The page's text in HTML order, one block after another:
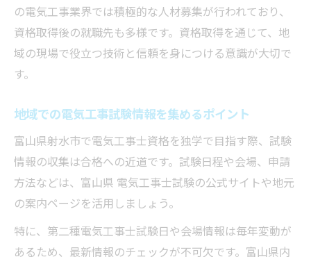
の電気工事業界では積極的な人材募集が行われており、
資格取得後の就職先も多様です。資格取得を通じて、地
域の現場で役立つ技術と信頼を身につける意識が大切で
す。
地域での電気工事試験情報を集めるポイント
富山県射水市で電気工事士資格を独学で目指す際、試験
情報の収集は合格への近道です。試験日程や会場、申請
方法などは、富山県 電気工事士試験の公式サイトや地元
の案内ページを活用しましょう。
特に、第二種電気工事士試験日や会場情報は毎年変動が
あるため、最新情報のチェックが不可欠です。富山県内